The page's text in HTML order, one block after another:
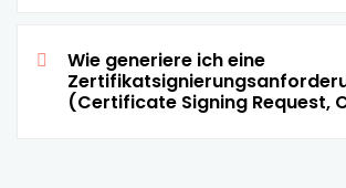
Wie generiere ich eine
(Certificate Signing Request,